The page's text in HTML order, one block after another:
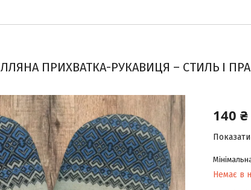
ЛЛЯНА ПРИХВАТКА-РУКАВИЦЯ – СТИЛЬ І
140 ₴
Показати
Немає в